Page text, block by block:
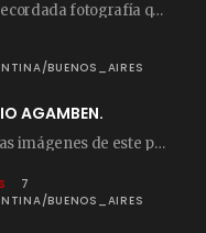
Esta es una recordada fotografía que registré…
BUENOS_AIRES
AGAMBEN.
(Aclaración: Todas las imágenes de este posteo fueron tomadas de Bloghemia.com, y todos los…
7
BUENOS_AIRES